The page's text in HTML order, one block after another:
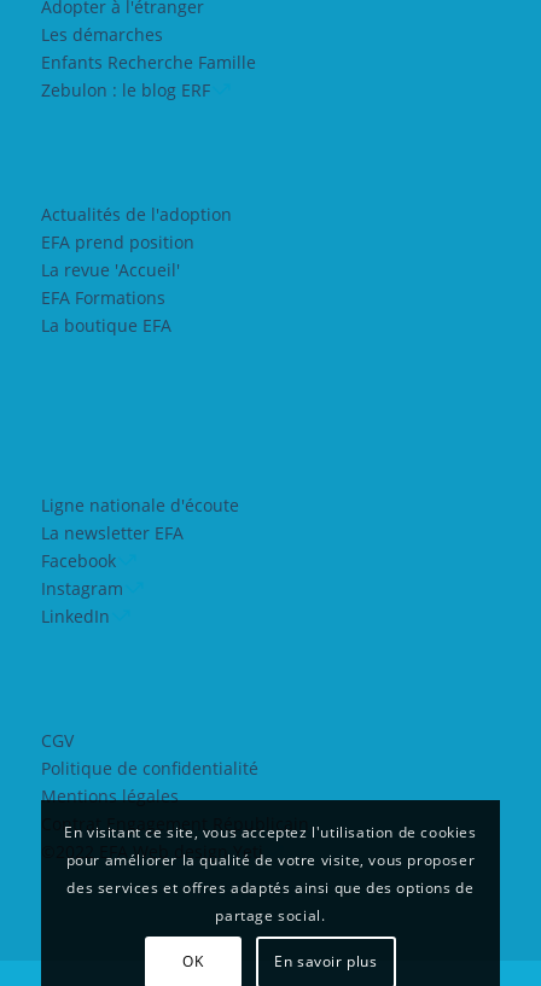
Adopter à l'étranger
Les démarches
Enfants Recherche Famille
Zebulon : le blog ERF
Actualités de l'adoption
EFA prend position
La revue 'Accueil'
EFA Formations
La boutique EFA
Ligne nationale d'écoute
La newsletter EFA
Facebook
Instagram
LinkedIn
CGV
Politique de confidentialité
Mentions légales
Contrat Engagement Républicain
©2022 EFA Web design Yeti
En visitant ce site, vous acceptez l'utilisation de cookies
pour améliorer la qualité de votre visite, vous proposer
des services et offres adaptés ainsi que des options de
partage social.
OK En savoir plus